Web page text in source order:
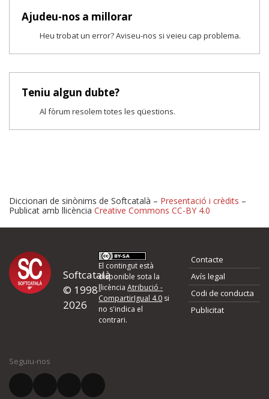
Ajudeu-nos a millorar
Heu trobat un error? Aviseu-nos si veieu cap problema.
Teniu algun dubte?
Al fòrum resolem totes les qüestions.
Proposeu-nos millores o
d'errors
Si heu trobat un error o voleu proposar alguna millora, ompliu els
quina és la millora que proposeu o l'error del qual voleu informar-
El vostre correu electrònic *
Diccionari de sinònims de Softcatalà – Presentació i crèdits –
Publicat amb llicència Creative Commons CC-BY 4.0
Softcatalà
© 1998-
2026
El contingut està
disponible sota la
llicènciaAtribució -
CompartirIgual 4.0 si
no s'indica el
contrari.
Contacte
Avís legal
Codi de conducta
Publicitat
Seguiu-nos